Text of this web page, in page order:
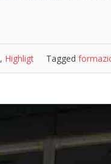
, Highligt Tagged